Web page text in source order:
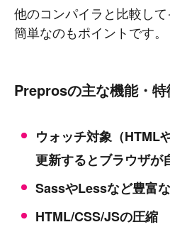
他のコンパイラと比較し
簡単なのもポイントです。
Preprosの主な機能・特
ウォッチ対象（HTML
更新するとブラウザが
SassやLessなど豊富
HTML/CSS/JSの圧縮